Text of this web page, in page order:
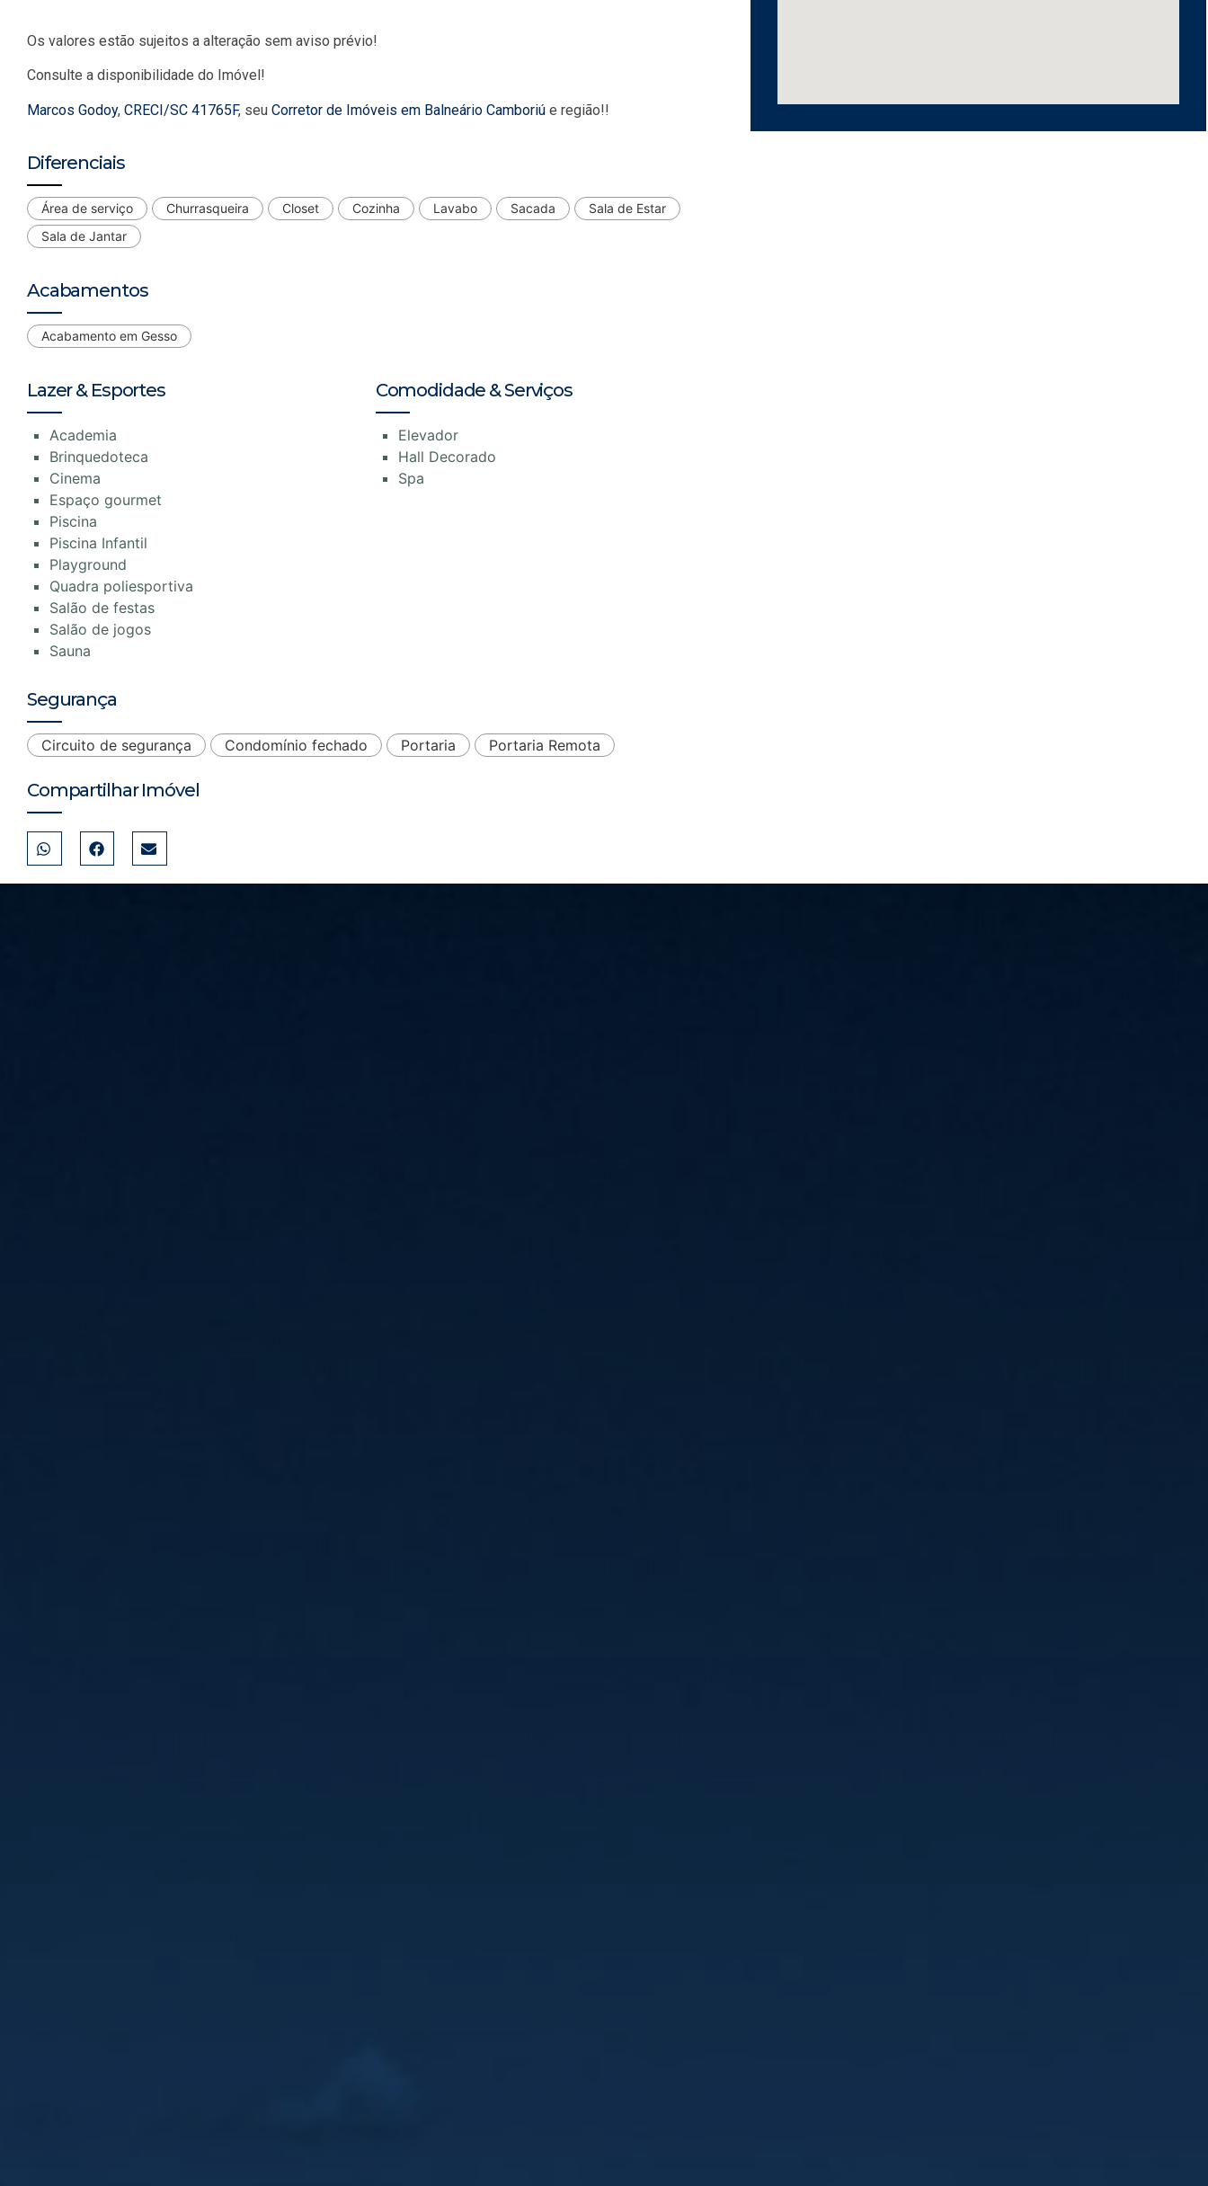
Os valores estão sujeitos a alteração sem aviso prévio!
Consulte a disponibilidade do Imóvel!
Marcos Godoy, CRECI/SC 41765F, seu Corretor de Imóveis em Balneário Camboriú e região!!
Diferenciais
Área de serviço Churrasqueira Closet Cozinha Lavabo Sacada
Sala de Estar
Sala de Jantar
Acabamentos
Acabamento em Gesso
Lazer & Esportes
Academia
Brinquedoteca
Cinema
Espaço gourmet
Piscina
Piscina Infantil
Playground
Quadra poliesportiva
Salão de festas
Salão de jogos
Sauna
Comodidade & Serviços
Elevador
Hall Decorado
Spa
Segurança
Circuito de segurança Condomínio fechado Portaria Portaria Remota
Compartilhar Imóvel